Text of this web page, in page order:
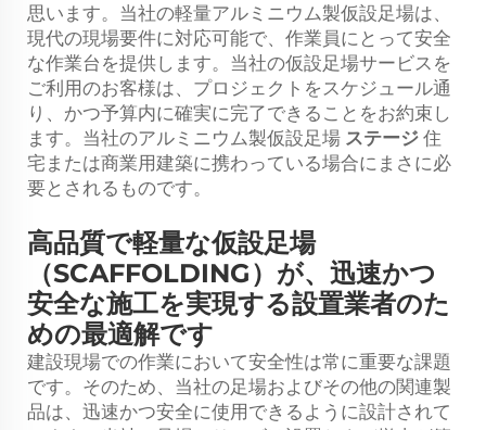
思います。当社の軽量アルミニウム製仮設足場は、
現代の現場要件に対応可能で、作業員にとって安全
な作業台を提供します。当社の仮設足場サービスを
ご利用のお客様は、プロジェクトをスケジュール通
り、かつ予算内に確実に完了できることをお約束し
ます。当社のアルミニウム製仮設足場 ステージ 住
宅または商業用建築に携わっている場合にまさに必
要とされるものです。
高品質で軽量な仮設足場
（SCAFFOLDING）が、迅速かつ
安全な施工を実現する設置業者のた
めの最適解です
建設現場での作業において安全性は常に重要な課題
です。そのため、当社の足場およびその他の関連製
品は、迅速かつ安全に使用できるように設計されて